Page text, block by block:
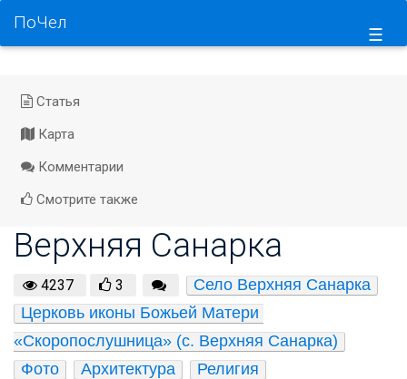
☰
ПоЧел
Статья
Карта
Комментарии
Смотрите также
Верхняя Санарка
4237 3
Село Верхняя Санарка
Церковь иконы Божьей Матери
«Скоропослушница» (с. Верхняя Санарка)
Фото
Архитектура Религия